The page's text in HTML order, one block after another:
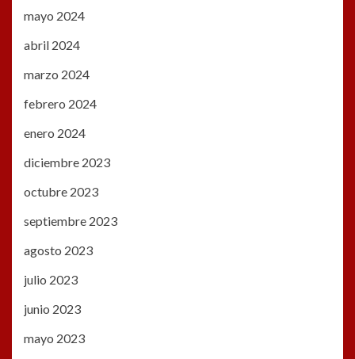
mayo 2024
abril 2024
marzo 2024
febrero 2024
enero 2024
diciembre 2023
octubre 2023
septiembre 2023
agosto 2023
julio 2023
junio 2023
mayo 2023